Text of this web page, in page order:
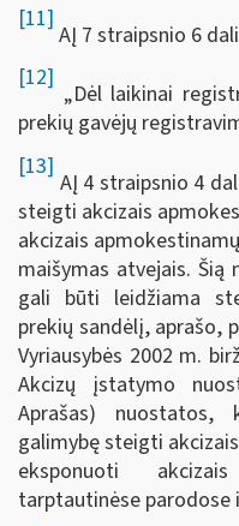
[11]
AĮ 7 straipsnio 6
[12]
„Dėl laikinai
prekių gavėjų
[13]
AĮ 4 straipsnio 4
steigti akcizais
akcizais
maišymas atvejais. Šią
gali būti leidžiama
prekių sandėlį, aprašo,
Vyriausybės 2002 m.
Akcizų įstatymo
Aprašas) nuostatos,
galimybę steigti
eksponuoti
tarptautinėse parodose